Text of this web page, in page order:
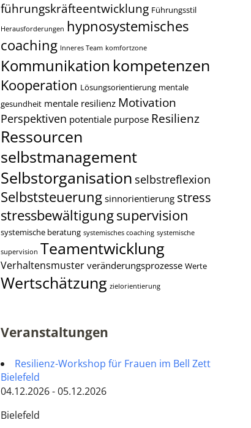
führungskräfteentwicklung Führungsstil
Herausforderungen hypnosystemisches
coaching Inneres Team komfortzone
Kommunikation kompetenzen
Kooperation Lösungsorientierung mentale
gesundheit mentale resilienz Motivation
Perspektiven potentiale purpose Resilienz
Ressourcen
selbstmanagement
Selbstorganisation selbstreflexion
Selbststeuerung sinnorientierung stress
stressbewältigungsupervision
systemische beratung systemisches coaching systemische
supervision Teamentwicklung
Verhaltensmuster veränderungsprozesse Werte
Wertschätzung zielorientierung
Veranstaltungen
Resilienz-Workshop für Frauen im Bell Zett
Bielefeld
04.12.2026 - 05.12.2026
Bielefeld